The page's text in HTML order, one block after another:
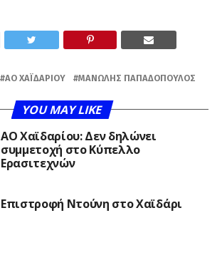
ΑΟ ΧΑΪΔΑΡΙΟΥ ΜΑΝΏΛΗΣ ΠΑΠΑΔΌΠΟΥΛΟΣ
YOU MAY LIKE
ΑΟ Χαϊδαρίου: Δεν δηλώνει
συμμετοχή στο Κύπελλο
Ερασιτεχνών
Επιστροφή Ντούνη στο Χαϊδάρι